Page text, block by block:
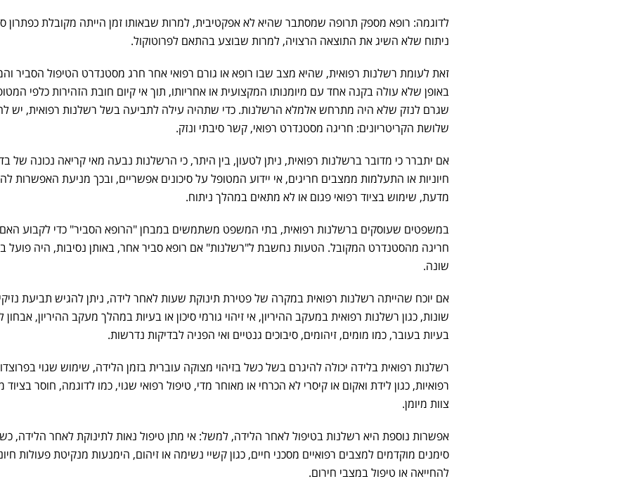
לדוגמה: רופא מספק תרופה שמסתבר שהיא לא אפקטיבית, למרות שבאותו זמן הייתה מקובלת כפתרון
ניתוח שלא השיג את התוצאה הרצויה, למרות שבוצע בהתאם לפרוטוקול.
זאת לעומת רשלנות רפואית, שהיא מצב שבו רופא או גורם רפואי אחר חרג מסטנדרט הטיפול הסביר
באופן שלא עולה בקנה אחד עם מיומנותו המקצועית או אחריותו, תוך אי קיום חובת הזהירות כלפי
שגרם לנזק שלא היה מתרחש אלמלא הרשלנות. כדי שתהיה עילה לתביעה בשל רשלנות רפואית, יש
שלושת הקריטריונים: חריגה מסטנדרט רפואי, קשר סיבתי ונזק.
אם יתברר כי מדובר ברשלנות רפואית, ניתן לטעון, בין היתר, כי הרשלנות נבעה מאי קריאה נכונה של
חיוניות או התעלמות ממצבים חריגים, אי יידוע המטופל על סיכונים אפשריים, ובכך מניעת האפשרות
מדעת, שימוש בציוד רפואי פגום או לא מתאים במהלך ניתוח.
במשפטים שעוסקים ברשלנות רפואית, בתי המשפט משתמשים במבחן "הרופא הסביר" כדי לקבוע
חריגה מהסטנדרט המקובל. הטעות נחשבת ל"רשלנות" אם רופא סביר אחר, באותן נסיבות, היה פועל
שונה.
אם יוכח שהייתה רשלנות רפואית במקרה של פטירת תינוקת שעות לאחר לידה, ניתן להגיש תביעת
שונות, כגון רשלנות רפואית במעקב ההיריון, אי זיהוי גורמי סיכון או בעיות במהלך מעקב ההיריון, אבחון
בעיות בעובר, כמו מומים, זיהומים, סיבוכים גנטיים ואי הפניה לבדיקות נדרשות.
רשלנות רפואית בלידה יכולה להיגרם בשל כשל בזיהוי מצוקה עוברית בזמן הלידה, שימוש שגוי
רפואיות, כגון לידת ואקום או קיסרי לא הכרחי או מאוחר מדי, טיפול רפואי שגוי, כמו לדוגמה, חוסר בציוד
צוות מיומן.
אפשרות נוספת היא רשלנות בטיפול לאחר הלידה, למשל: אי מתן טיפול נאות לתינוקת לאחר הלידה,
סימנים מוקדמים למצבים רפואיים מסכני חיים, כגון קשיי נשימה או זיהום, הימנעות מנקיטת פעולות
להחייאה או טיפול במצבי חירום.